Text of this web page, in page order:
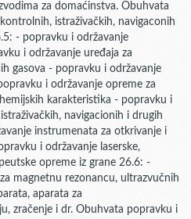
za domaćinstva. Obuhvata
istraživačkih, navigaconih
- popravku i održavanje
i održavanje uređaja za
gasova - popravku i održavanje
i održavanje opreme za
karakteristika - popravku i
navigacionih i drugih
instrumenata za otkrivanje i
i održavanje laserske,
opreme iz grane 26.6: -
magnetnu rezonancu, ultrazvučnih
aparata za
zračenje i dr. Obuhvata popravku i